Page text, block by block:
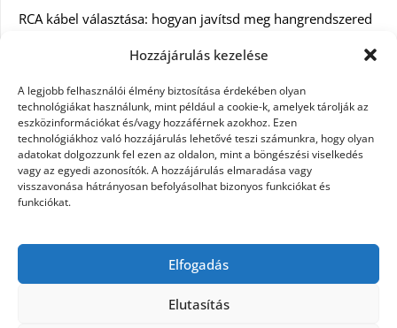
Hozzájárulás kezelése
A legjobb felhasználói élmény biztosítása érdekében olyan
technológiákat használunk, mint például a cookie-k, amelyek tárolják az
eszközinformációkat és/vagy hozzáférnek azokhoz. Ezen
technológiákhoz való hozzájárulás lehetővé teszi számunkra, hogy olyan
adatokat dolgozzunk fel ezen az oldalon, mint a böngészési viselkedés
vagy az egyedi azonosítók. A hozzájárulás elmaradása vagy
visszavonása hátrányosan befolyásolhat bizonyos funkciókat és
funkciókat.
Elfogadás
Elutasítás
RCA kábel választása: hogyan javítsd meg hangrendszered
Magyarországon: milyen jogi szabályozásra kell figyelni?
Akciós külföldi nyaralás 2026-ban előfoglalással: mit
ellenőrizz az ár mellett?
A Kassai Irodaház modern munkakörnyezetet biztosít